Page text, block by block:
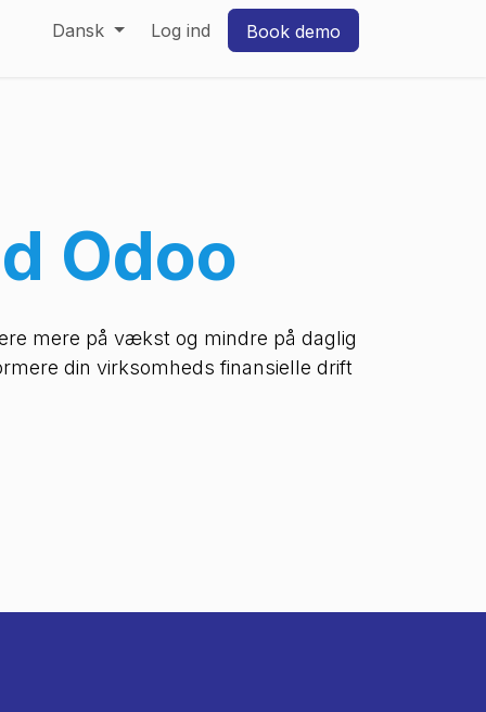
Dansk Log ind Book demo
Odoo
mere på vækst og mindre på daglig
din virksomheds finansielle drift